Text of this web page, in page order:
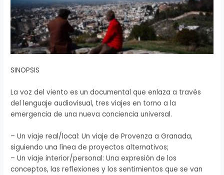
SINOPSIS
La voz del viento es un documental que enlaza a través
del lenguaje audiovisual, tres viajes en torno a la
emergencia de una nueva conciencia universal.
– Un viaje real/local: Un viaje de Provenza a Granada,
siguiendo una línea de proyectos alternativos;
– Un viaje interior/personal: Una expresión de los
conceptos, las reflexiones y los sentimientos que se van